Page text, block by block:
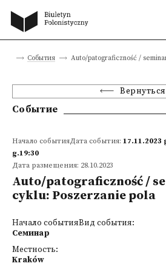
События Auto/patograficzność /
Вернуться
Событие
Начало событияДата события: 17.11.2023
g.19:30
Дата размещения: 28.10.2023
Auto/patograficzność /
cyklu: Poszerzanie pola
Начало событияВид события:
Семинар
Местность:
Kraków